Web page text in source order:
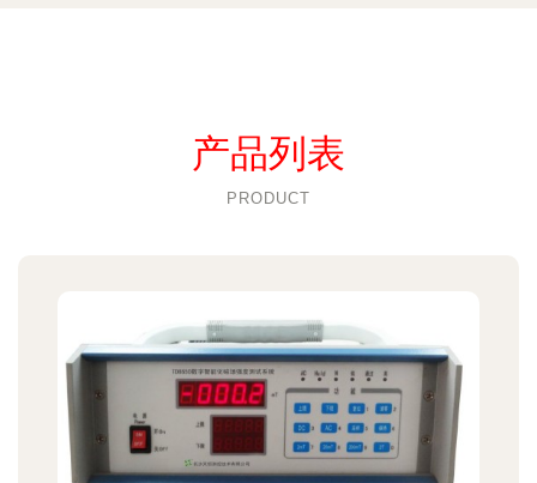
产品列表
PRODUCT